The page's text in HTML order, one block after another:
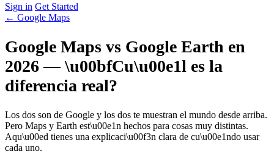
Sign in Get Started
← Google Maps
Google Maps vs Google Earth en
2026 — \u00bfCu\u00e1l es la
diferencia real?
Los dos son de Google y los dos te muestran el mundo desde arriba.
Pero Maps y Earth est\u00e1n hechos para cosas muy distintas.
Aqu\u00ed tienes una explicaci\u00f3n clara de cu\u00e1ndo usar
cada uno.